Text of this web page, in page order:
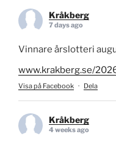
Kråkberg
7 days ago
Vinnare årslotteri
www.krakberg.se/
Visa på Facebook · Dela
Kråkberg
4 weeks ago